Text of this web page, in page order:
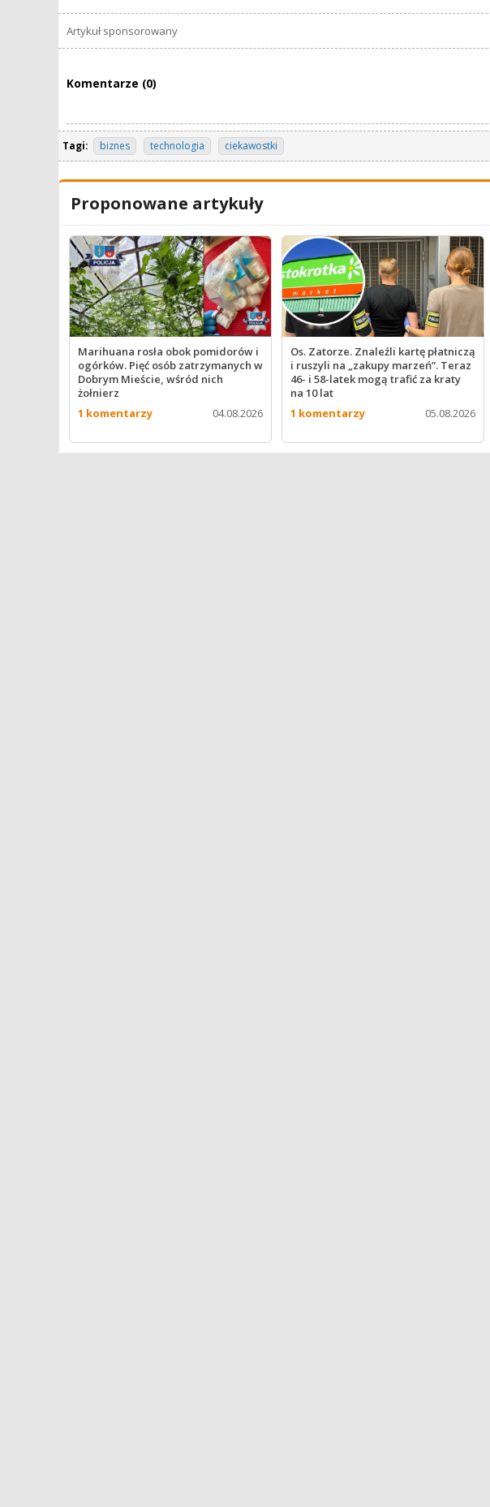
Artykuł sponsorowany
Komentarze (0)
Tagi: biznes technologia ciekawostki
Proponowane artykuły
Marihuana rosła obok pomidorów i
ogórków. Pięć osób zatrzymanych w
Dobrym Mieście, wśród nich
żołnierz
1 komentarzy
04.08.2026
Os. Zatorze. Znaleźli kartę płatniczą
i ruszyli na „zakupy marzeń”. Teraz
46- i 58-latek mogą trafić za kraty
na 10 lat
1 komentarzy
05.08.2026